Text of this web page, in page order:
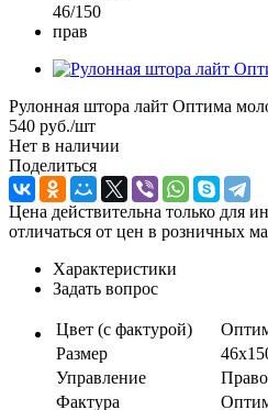
Рулонная штора лайт Оптима
540 руб./шт
Нет в наличии
Поделиться
Цена действительна только для
отличаться от цен в розничных
Характеристики
Задать вопрос
Цвет (с фактурой)
Размер
Управление
Фактура